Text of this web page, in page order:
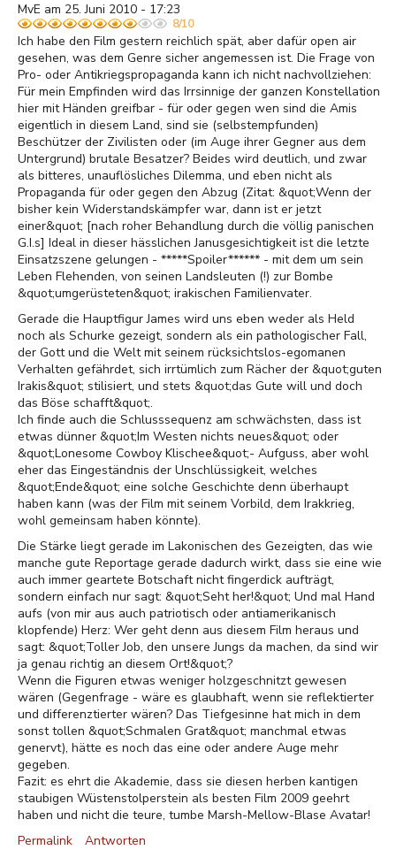
MvE am 25. Juni 2010 - 17:23
8/10
Ich habe den Film gestern reichlich spät, aber dafür open air
gesehen, was dem Genre sicher angemessen ist. Die Frage von
Pro- oder Antikriegspropaganda kann ich nicht nachvollziehen:
Für mein Empfinden wird das Irrsinnige der ganzen Konstellation
hier mit Händen greifbar - für oder gegen wen sind die Amis
eigentlich in diesem Land, sind sie (selbstempfunden)
Beschützer der Zivilisten oder (im Auge ihrer Gegner aus dem
Untergrund) brutale Besatzer? Beides wird deutlich, und zwar
als bitteres, unauflösliches Dilemma, und eben nicht als
Propaganda für oder gegen den Abzug (Zitat: &quot;Wenn der
bisher kein Widerstandskämpfer war, dann ist er jetzt
einer&quot; [nach roher Behandlung durch die völlig panischen
G.I.s] Ideal in dieser hässlichen Janusgesichtigkeit ist die letzte
Einsatzszene gelungen - *****Spoiler****** - mit dem um sein
Leben Flehenden, von seinen Landsleuten (!) zur Bombe
&quot;umgerüsteten&quot; irakischen Familienvater.
Gerade die Hauptfigur James wird uns eben weder als Held
noch als Schurke gezeigt, sondern als ein pathologischer Fall,
der Gott und die Welt mit seinem rücksichtslos-egomanen
Verhalten gefährdet, sich irrtümlich zum Rächer der &quot;guten
Irakis&quot; stilisiert, und stets &quot;das Gute will und doch
das Böse schafft&quot;.
Ich finde auch die Schlusssequenz am schwächsten, dass ist
etwas dünner &quot;Im Westen nichts neues&quot; oder
&quot;Lonesome Cowboy Klischee&quot;- Aufguss, aber wohl
eher das Eingeständnis der Unschlüssigkeit, welches
&quot;Ende&quot; eine solche Geschichte denn überhaupt
haben kann (was der Film mit seinem Vorbild, dem Irakkrieg,
wohl gemeinsam haben könnte).
Die Stärke liegt gerade im Lakonischen des Gezeigten, das wie
manche gute Reportage gerade dadurch wirkt, dass sie eine wie
auch immer geartete Botschaft nicht fingerdick aufträgt,
sondern einfach nur sagt: &quot;Seht her!&quot; Und mal Hand
aufs (von mir aus auch patriotisch oder antiamerikanisch
klopfende) Herz: Wer geht denn aus diesem Film heraus und
sagt: &quot;Toller Job, den unsere Jungs da machen, da sind wir
ja genau richtig an diesem Ort!&quot;?
Wenn die Figuren etwas weniger holzgeschnitzt gewesen
wären (Gegenfrage - wäre es glaubhaft, wenn sie reflektierter
und differenztierter wären? Das Tiefgesinne hat mich in dem
sonst tollen &quot;Schmalen Grat&quot; manchmal etwas
genervt), hätte es noch das eine oder andere Auge mehr
gegeben.
Fazit: es ehrt die Akademie, dass sie diesen herben kantigen
staubigen Wüstenstolperstein als besten Film 2009 geehrt
haben und nicht die teure, tumbe Marsh-Mellow-Blase Avatar!
Permalink
Antworten